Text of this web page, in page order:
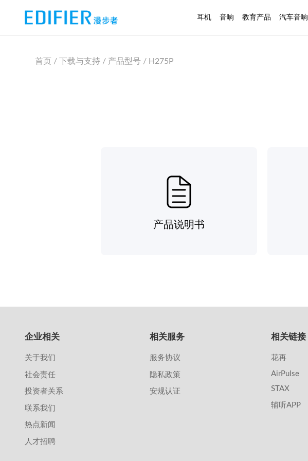
耳机 音响 教育产品 汽车音响
首页 / 下载与支持 / 产品型号 / H275P
产品说明书
企业相关
关于我们
社会责任
投资者关系
联系我们
热点新闻
人才招聘
相关服务
服务协议
隐私政策
安规认证
相关链接
花再
AirPulse
STAX
辅听APP